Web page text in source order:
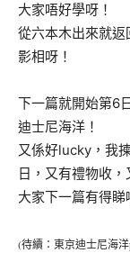
大家唔好學呀！
從六本木出來就
影相呀！
下一篇就開始第6
迪士尼海洋！
又係好lucky，我
日，又有禮物收
大家下一篇有得睇
(待續：東京迪士尼海洋